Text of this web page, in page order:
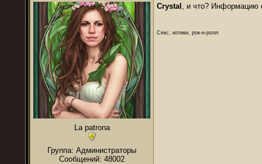
La patrona
Группа: Администраторы
Сообщений: 48002
Crystal , и что? Информацию
Секс, котики, рок-н-ролл